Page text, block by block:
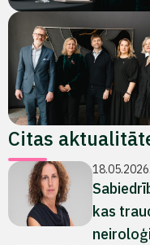
Citas
18.05.2026.
kas